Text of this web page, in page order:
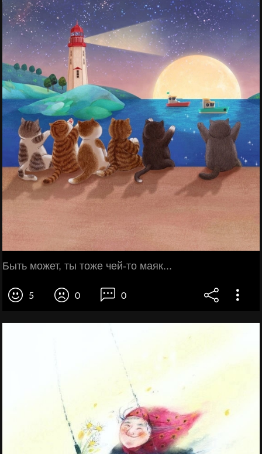
Быть может, ты тоже чей-то маяк...
5 0 0